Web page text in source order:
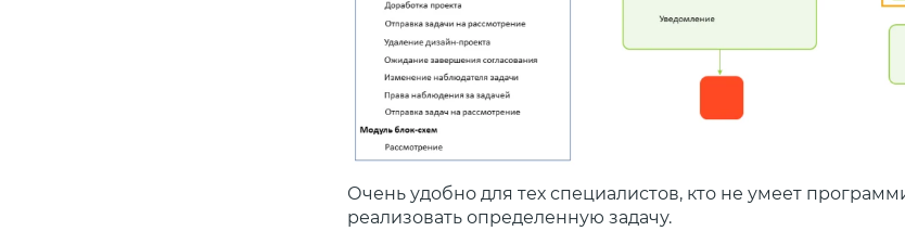
Очень удобно для тех специалистов, кто не умеет
реализовать определенную задачу.